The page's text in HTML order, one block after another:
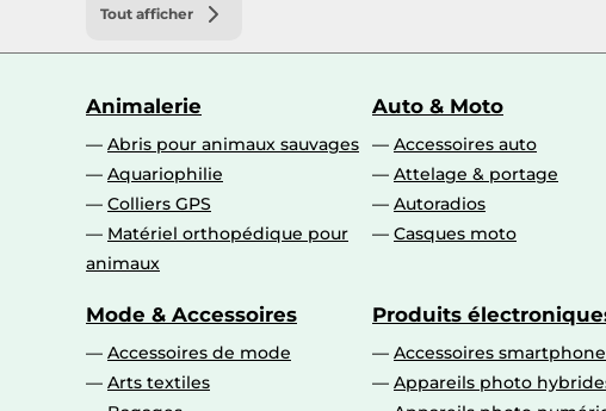
Tout afficher
Animalerie
Abris pour animaux sauvages
Aquariophilie
Colliers GPS
Matériel orthopédique pour
animaux
Auto & Moto
Accessoires auto
Attelage & portage
Autoradios
Casques moto
Mode & Accessoires
Accessoires de mode
Arts textiles
Produits
Accessoires
Appareils photo